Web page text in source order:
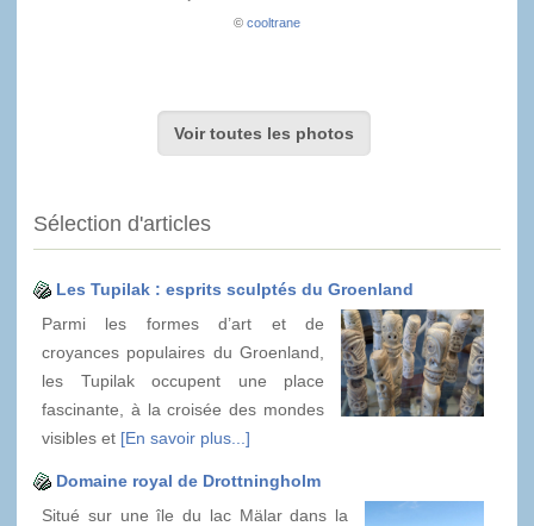
© cooltrane
Voir toutes les photos
Sélection d'articles
Les Tupilak : esprits sculptés du Groenland
Parmi les formes d’art et de
croyances populaires du Groenland,
les Tupilak occupent une place
fascinante, à la croisée des mondes
visibles et [En savoir plus...]
Domaine royal de Drottningholm
Situé sur une île du lac Mälar dans la